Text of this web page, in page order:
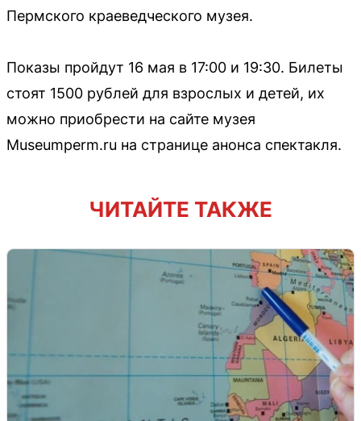
Пермского краеведческого музея.
Показы пройдут 16 мая в 17:00 и 19:30. Билеты
стоят 1500 рублей для взрослых и детей, их
можно приобрести на сайте музея
Museumperm.ru на странице анонса спектакля.
ЧИТАЙТЕ ТАКЖЕ